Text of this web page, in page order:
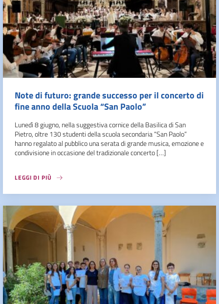
Note di futuro: grande successo per il concerto di
fine anno della Scuola “San Paolo”
Lunedì 8 giugno, nella suggestiva cornice della Basilica di San
Pietro, oltre 130 studenti della scuola secondaria “San Paolo”
hanno regalato al pubblico una serata di grande musica, emozione e
condivisione in occasione del tradizionale concerto […]
LEGGI DI PIÙ